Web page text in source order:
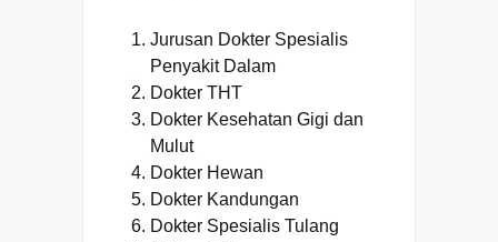
Jurusan Dokter Spesialis
Penyakit Dalam
Dokter THT
Dokter Kesehatan Gigi dan
Mulut
Dokter Hewan
Dokter Kandungan
Dokter Spesialis Tulang